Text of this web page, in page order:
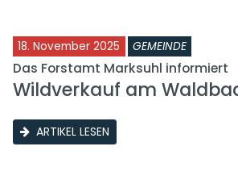
18. November 2025 GEMEINDE
Das Forstamt Marksuhl informiert
Wildverkauf am
ARTIKEL LESEN